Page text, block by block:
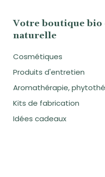
Votre boutique bio
naturelle
Cosmétiques
Produits d'entretien
Aromathérapie,
Kits de fabrication
Idées cadeaux